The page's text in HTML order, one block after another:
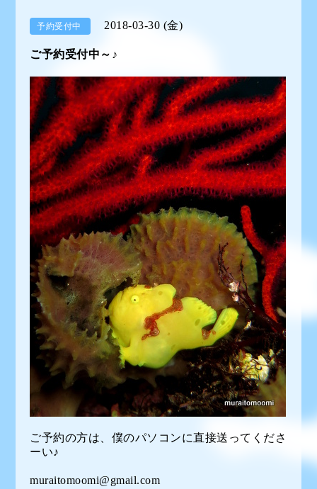
予約受付中 2018-03-30 (金)
ご予約受付中～♪
ご予約の方は、僕のパソコンに直接送ってくださ
ーい♪
muraitomoomi@gmail.com